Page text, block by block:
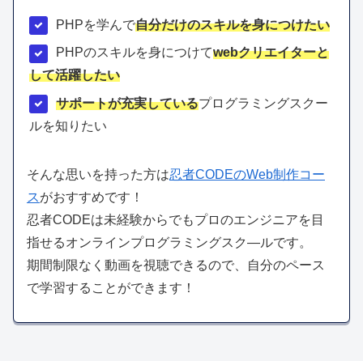
PHPを学んで自分だけのスキルを身につけたい
PHPのスキルを身につけてwebクリエイターと
して活躍したい
サポートが充実しているプログラミングスクー
ルを知りたい
そんな思いを持った方は忍者CODEのWeb制作コー
スがおすすめです！
忍者CODEは未経験からでもプロのエンジニアを目
指せるオンラインプログラミングスク―ルです。
期間制限なく動画を視聴できるので、自分のペース
で学習することができます！